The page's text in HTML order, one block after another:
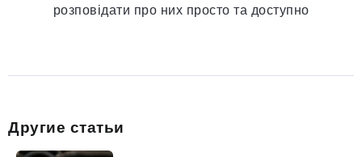
розповідати про них просто та доступно
Другие статьи